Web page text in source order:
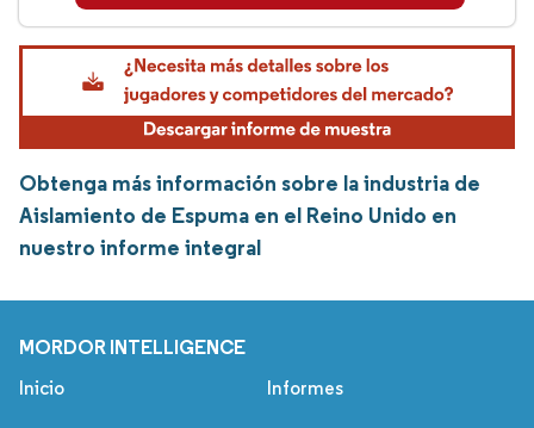
Obtenga más información sobre la industria de
Aislamiento de Espuma en el Reino Unido en
nuestro informe integral
MORDOR INTELLIGENCE
Inicio Informes